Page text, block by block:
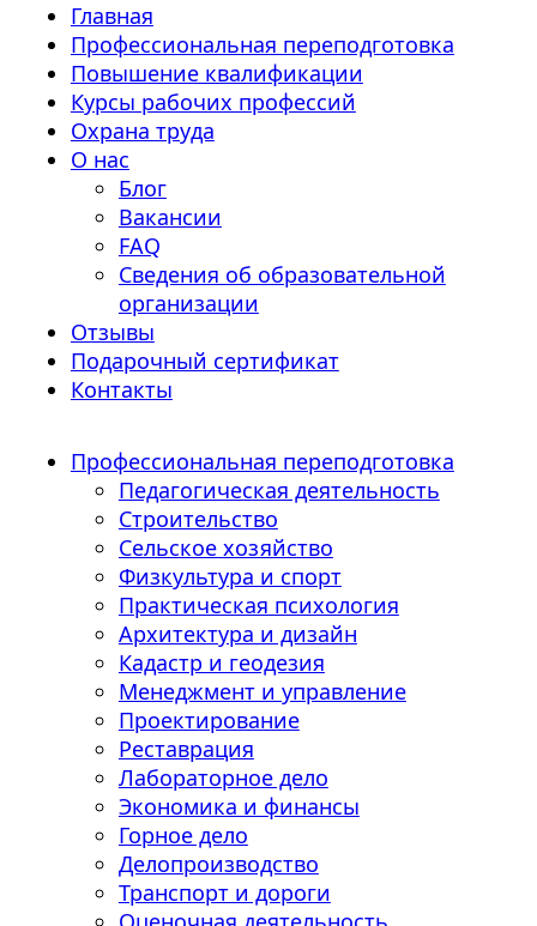
Главная
Профессиональная переподготовка
Повышение квалификации
Курсы рабочих профессий
Охрана труда
О нас
Блог
Вакансии
FAQ
Сведения об образовательной
организации
Отзывы
Подарочный сертификат
Контакты
Профессиональная переподготовка
Педагогическая деятельность
Строительство
Сельское хозяйство
Физкультура и спорт
Практическая психология
Архитектура и дизайн
Кадастр и геодезия
Менеджмент и управление
Проектирование
Реставрация
Лабораторное дело
Экономика и финансы
Горное дело
Делопроизводство
Транспорт и дороги